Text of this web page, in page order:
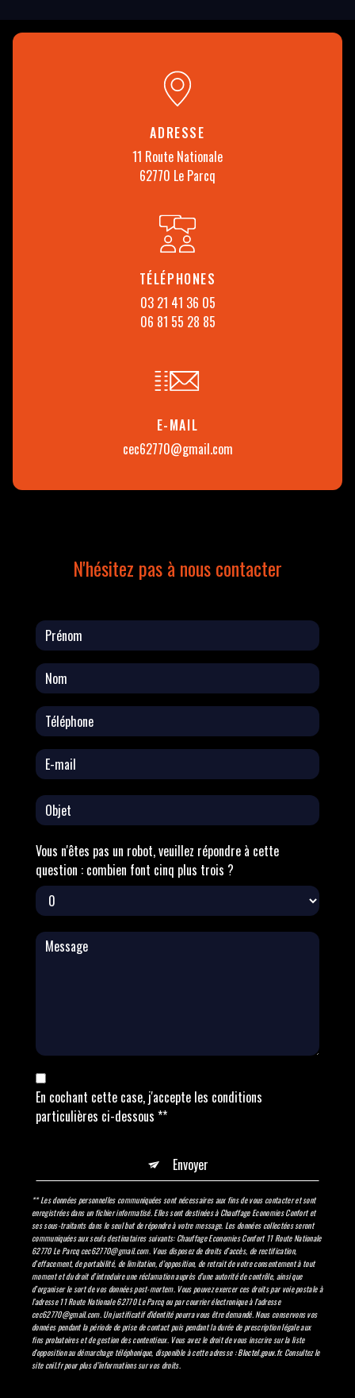
ADRESSE
11 Route Nationale
62770 Le Parcq
TÉLÉPHONES
03 21 41 36 05
06 81 55 28 85
E-MAIL
cec62770@gmail.com
N'hésitez pas à nous contacter
Vous n'êtes pas un robot, veuillez répondre à cette
question : combien font cinq plus trois ?
En cochant cette case, j'accepte les conditions
particulières ci-dessous **
Envoyer
** Les données personnelles communiquées sont nécessaires aux fins de vous contacter et sont
enregistrées dans un fichier informatisé. Elles sont destinées à Chauffage Economies Confort et
ses sous-traitants dans le seul but de répondre à votre message. Les données collectées seront
communiquées aux seuls destinataires suivants: Chauffage Economies Confort 11 Route Nationale
62770 Le Parcq cec62770@gmail.com. Vous disposez de droits d’accès, de rectification,
d’effacement, de portabilité, de limitation, d’opposition, de retrait de votre consentement à tout
moment et du droit d’introduire une réclamation auprès d’une autorité de contrôle, ainsi que
d’organiser le sort de vos données post-mortem. Vous pouvez exercer ces droits par voie postale à
l'adresse 11 Route Nationale 62770 Le Parcq ou par courrier électronique à l'adresse
cec62770@gmail.com. Un justificatif d'identité pourra vous être demandé. Nous conservons vos
données pendant la période de prise de contact puis pendant la durée de prescription légale aux
fins probatoires et de gestion des contentieux. Vous avez le droit de vous inscrire sur la liste
d'opposition au démarchage téléphonique, disponible à cette adresse :Bloctel.gouv.fr. Consultez le
site cnil.fr pour plus d’informations sur vos droits.